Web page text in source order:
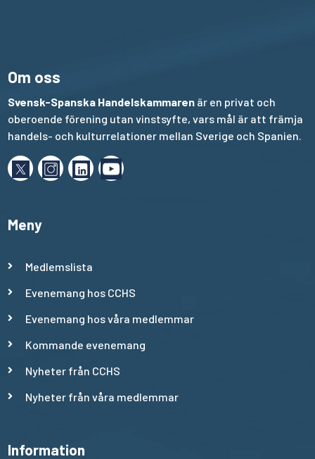
Om oss
Svensk-Spanska Handelskammaren är en privat och
oberoende förening utan vinstsyfte, vars mål är att främja
handels- och kulturrelationer mellan Sverige och Spanien.
Meny
Medlemslista
Evenemang hos CCHS
Evenemang hos våra medlemmar
Kommande evenemang
Nyheter från CCHS
Nyheter från våra medlemmar
Information